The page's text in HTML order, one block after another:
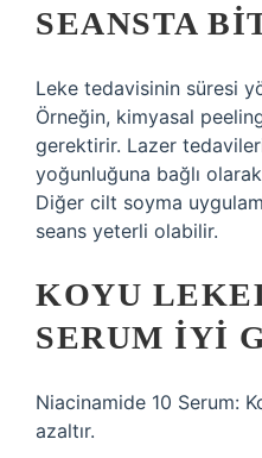
SEANSTA
Leke tedavisinin süresi
Örneğin, kimyasal
gerektirir. Lazer
yoğunluğuna bağlı
Diğer cilt soyma
seans yeterli olabilir.
KOYU
SERUM IYI
Niacinamide 10 Serum:
azaltır.